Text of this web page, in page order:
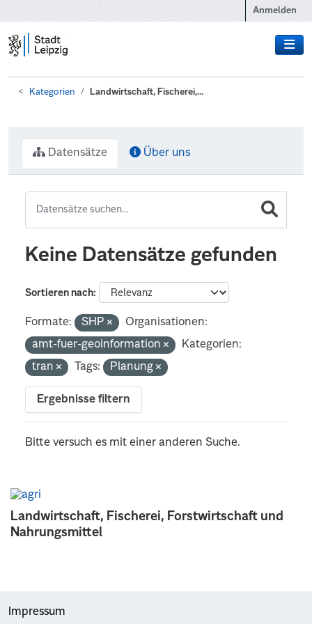
Anmelden
Kategorien Landwirtschaft, Fischerei,...
Landwirtschaft, Fischerei, Forstwirtschaft und
Nahrungsmittel
Datensätze Über uns
Keine Datensätze gefunden
Sortieren nach
Formate: SHP
Organisationen:
amt-fuer-geoinformation
Kategorien:
tran
Tags: Planung
Ergebnisse filtern
Bitte versuch es mit einer anderen Suche.
Impressum